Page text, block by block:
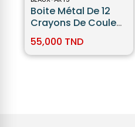
Boite Métal De 12
Crayons De Couleur
Faber Castell
55,000 TND